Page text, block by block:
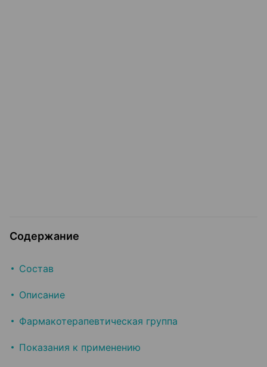
Содержание
Состав
Описание
Фармакотерапевтическая группа
Показания к применению